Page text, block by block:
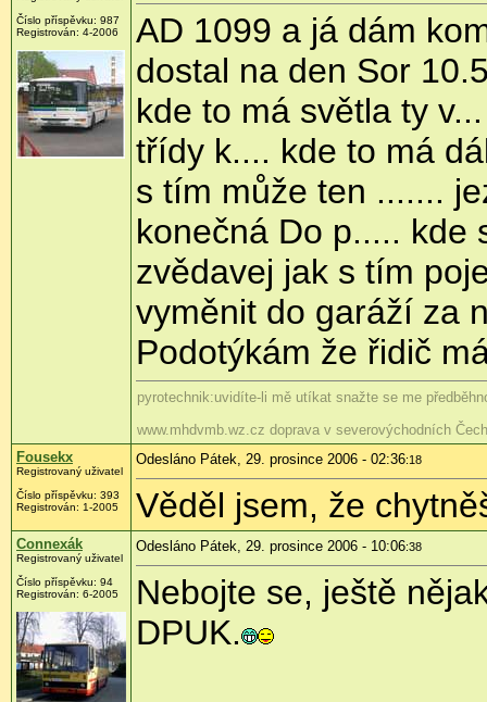
Číslo příspěvku: 987
Registrován: 4-2006
AD 1099 a já dám
dostal na den Sor
kde to má světla ty
třídy k.... kde to má
s tím může ten .......
konečná Do p..... kde
zvědavej jak s tím
vyměnit do garáží za
Podotýkám že řidič
pyrotechnik:uvidíte-li mě utíkat snažte se me
www.mhdvmb.wz.cz doprava v severovýchodních
Fousekx
Registrovaný uživatel
Číslo příspěvku: 393
Registrován: 1-2005
Odesláno Pátek, 29. prosince 2006 - 02:36:18
Věděl jsem, že
Connexák
Registrovaný uživatel
Číslo příspěvku: 94
Registrován: 6-2005
Odesláno Pátek, 29. prosince 2006 - 10:06:38
Nebojte se, ještě
DPUK.